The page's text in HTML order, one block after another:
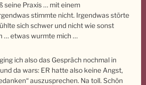
seine Praxis … mit einem
stimmte nicht. Irgendwas störte
sich schwer und nicht wie sonst
… etwas wurmte mich …
ich also das Gespräch nochmal in
da wars: ER hatte also keine Angst,
auszusprechen. Na toll. Schön